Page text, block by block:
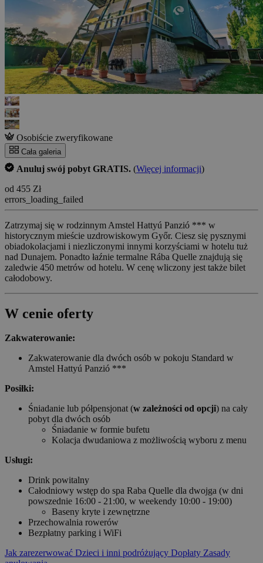
Osobiście zweryfikowane
Cała galeria
Anuluj swój pobyt GRATIS. (Więcej informacji)
od 455 Zł
errors_loading_failed
Zatrzymaj się w rodzinnym Amstel Hattyú Panzió *** w
historycznym mieście uzdrowiskowym Győr. Ciesz się pysznymi
obiadokolacjami i niezliczonymi innymi korzyściami w hotelu tuż
nad Dunajem. Ponadto łaźnie termalne Rába Quelle znajdują się
zaledwie 450 metrów od hotelu. W cenę wliczony jest także bilet
całodobowy.
W cenie oferty
Zakwaterowanie:
Zakwaterowanie dla dwóch osób w pokoju Standard w
Amstel Hattyú Panzió ***
Posiłki:
Śniadanie lub półpensjonat (w zależności od opcji) na cały
pobyt dla dwóch osób
Śniadanie w formie bufetu
Kolacja dwudaniowa z możliwością wyboru z menu
Usługi:
Drink powitalny
Całodniowy wstęp do spa Raba Quelle dla dwojga (w dni
powszednie 16:00 - 21:00, w weekendy 10:00 - 19:00)
Baseny kryte i zewnętrzne
Przechowalnia rowerów
Bezpłatny parking i WiFi
Jak zarezerwować Dzieci i inni podróżujący Dopłaty Zasady